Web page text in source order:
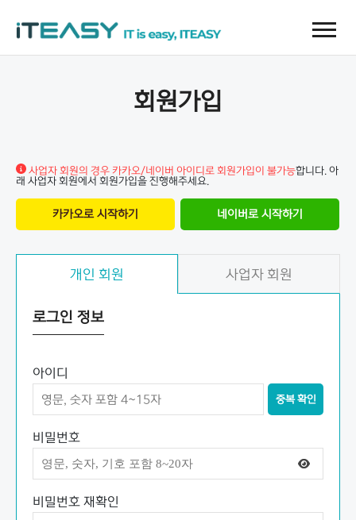
회원가입
사업자 회원의 경우 카카오/네이버 아이디로 회원가입이 불가능합니다. 아
래 사업자 회원에서 회원가입을 진행해주세요.
카카오로 시작하기 네이버로 시작하기
개인 회원 사업자 회원
로그인 정보
아이디
중복 확인
비밀번호
비밀번호 재확인